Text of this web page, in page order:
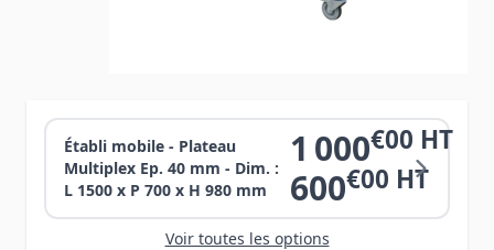
Établi mobile - Plateau
Multiplex Ep. 40 mm - Dim. :
L 1500 x P 700 x H 980 mm
1 000€00 HT
600€00 HT
Voir toutes les options